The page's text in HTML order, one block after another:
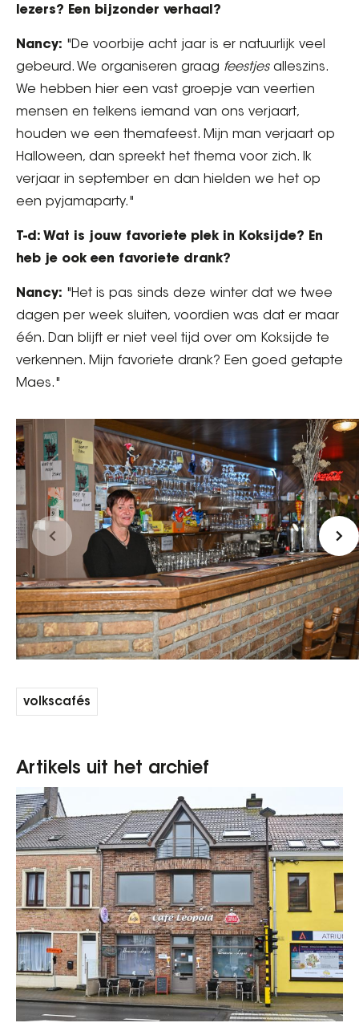
lezers? Een bijzonder verhaal?
Nancy: "De voorbije acht jaar is er natuurlijk veel
gebeurd. We organiseren graag feestjesalleszins.
We hebben hier een vast groepje van veertien
mensen en telkens iemand van ons verjaart,
houden we een themafeest. Mijn man verjaart op
Halloween, dan spreekt het thema voor zich. Ik
verjaar in september en dan hielden we het op
een pyjamaparty."
T-d: Wat is jouw favoriete plek in Koksijde? En
heb je ook een favoriete drank?
Nancy: "Het is pas sinds deze winter dat we twee
dagen per week sluiten, voordien was dat er maar
één. Dan blijft er niet veel tijd over om Koksijde te
verkennen. Mijn favoriete drank? Een goed getapte
Maes."
volkscafés
Artikels uit het archief